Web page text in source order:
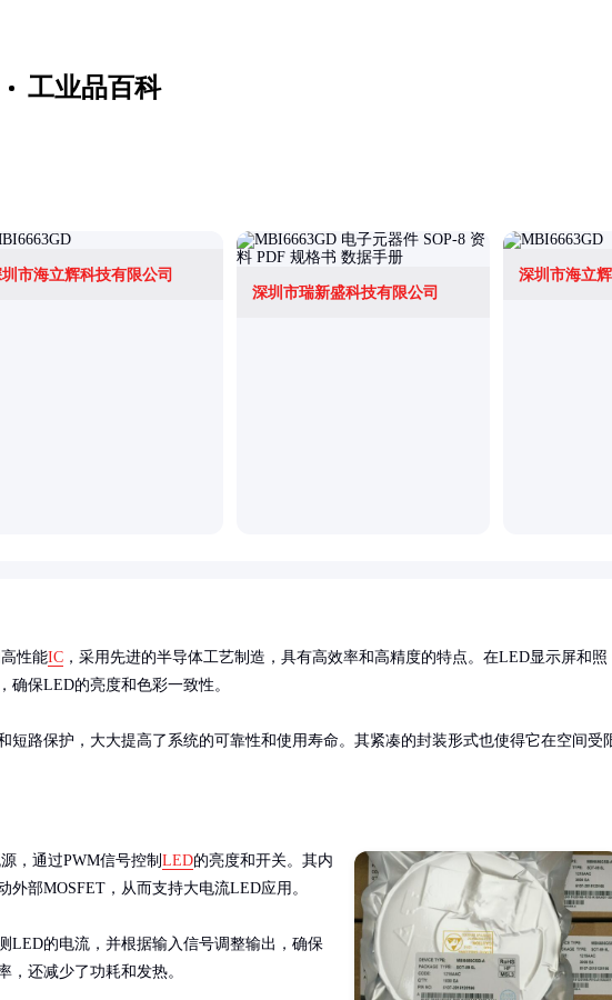
工业品百科
市海立辉科技有限公司
深圳市瑞新盛科技有限公司
深圳市海立
性能IC ，采用先进的半导体工艺制造，具有高效率和高精度的特点。在LED显示屏和照
确保LED的亮度和色彩一致性。
短路保护，大大提高了系统的可靠性和使用寿命。其紧凑的封装形式也使得它在空间受
，通过PWM信号控制 LED的亮度和开关。其内
部MOSFET，从而支持大电流LED应用。
LED的电流，并根据输入信号调整输出，确保
，还减少了功耗和发热。